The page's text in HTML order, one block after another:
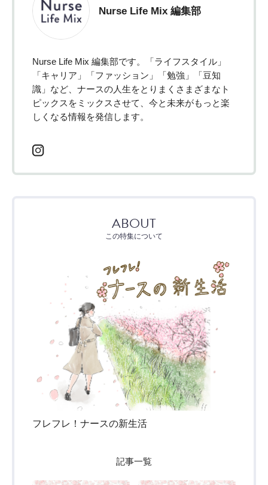
Nurse Life Mix 編集部
Nurse Life Mix 編集部です。「ライフスタイル」
「キャリア」「ファッション」「勉強」「豆知
識」など、ナースの人生をとりまくさまざまなト
ピックスをミックスさせて、今と未来がもっと楽
しくなる情報を発信します。
ABOUT
この特集について
フレフレ！ナースの新生活
記事一覧